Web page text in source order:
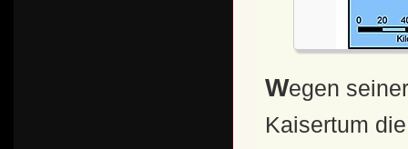
Wegen seiner Bestrebungen, mit Rom und dem
Kaisertum